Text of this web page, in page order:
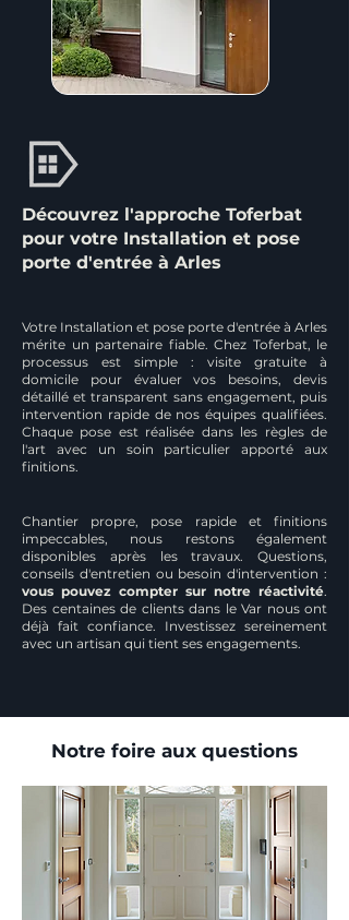
Découvrez l'approche Toferbat
pour votre Installation et pose
porte d'entrée à Arles
Votre Installation et pose porte d'entrée à Arles
mérite un partenaire fiable. Chez Toferbat, le
processus est simple : visite gratuite à
domicile pour évaluer vos besoins, devis
détaillé et transparent sans engagement, puis
intervention rapide de nos équipes qualifiées.
Chaque pose est réalisée dans les règles de
l'art avec un soin particulier apporté aux
finitions.
Chantier propre, pose rapide et finitions
impeccables, nous restons également
disponibles après les travaux. Questions,
conseils d'entretien ou besoin d'intervention :
vous pouvez compter sur notre réactivité.
Des centaines de clients dans le Var nous ont
déjà fait confiance. Investissez sereinement
avec un artisan qui tient ses engagements.
Notre foire aux questions